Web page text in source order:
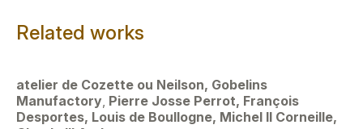
Related works
atelier de Cozette ou Neilson, Gobelins
Manufactory Pierre Josse Perrot, François
Desportes, Louis de Boullogne, Michel II Corneille,